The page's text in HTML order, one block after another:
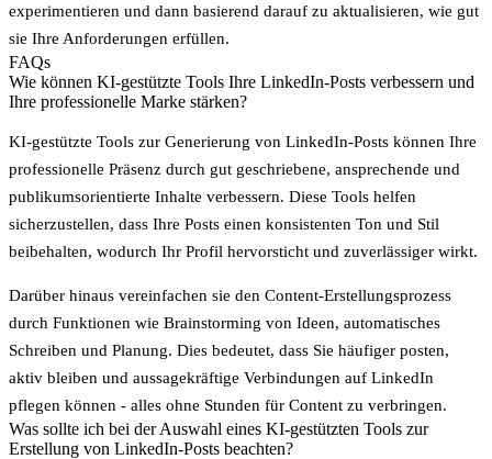
experimentieren und dann basierend darauf zu aktualisieren, wie gut
sie Ihre Anforderungen erfüllen.
FAQs
Wie können KI-gestützte Tools Ihre LinkedIn-Posts verbessern und
Ihre professionelle Marke stärken?
KI-gestützte Tools zur Generierung von LinkedIn-Posts können Ihre
professionelle Präsenz durch gut geschriebene, ansprechende und
publikumsorientierte Inhalte verbessern. Diese Tools helfen
sicherzustellen, dass Ihre Posts einen konsistenten Ton und Stil
beibehalten, wodurch Ihr Profil hervorsticht und zuverlässiger wirkt.
Darüber hinaus vereinfachen sie den Content-Erstellungsprozess
durch Funktionen wie Brainstorming von Ideen, automatisches
Schreiben und Planung. Dies bedeutet, dass Sie häufiger posten,
aktiv bleiben und aussagekräftige Verbindungen auf LinkedIn
pflegen können - alles ohne Stunden für Content zu verbringen.
Was sollte ich bei der Auswahl eines KI-gestützten Tools zur
Erstellung von LinkedIn-Posts beachten?